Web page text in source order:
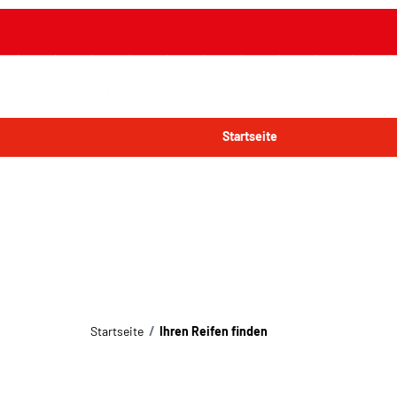
Startseite
Startseite Ihren Reifen finden